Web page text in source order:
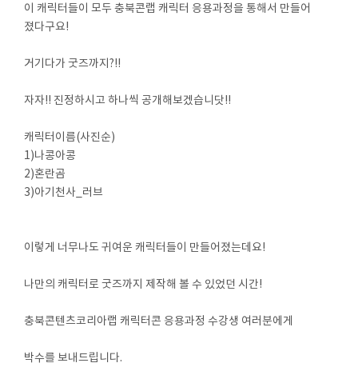
이 캐릭터들이 모두 충북콘랩 캐릭터 응용과정을 통해서 만들어
졌다구요!
거기다가 굿즈까지?!!
자자!! 진정하시고 하나씩 공개해보겠습니닷!!
캐릭터이름(사진순)
1)나콩아콩
2)혼란곰
3)아기천사_러브
이렇게 너무나도 귀여운 캐릭터들이 만들어졌는데요!
나만의 캐릭터로 굿즈까지 제작해 볼 수 있었던 시간!
충북콘텐츠코리아랩 캐릭터콘 응용과정 수강생 여러분에게
박수를 보내드립니다.